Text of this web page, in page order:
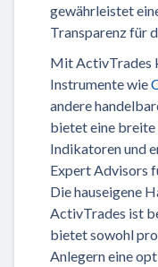
gewährleistet
Transparenz für
Mit ActivTrades
Instrumente wie
andere
bietet eine breite
Indikatoren und
Expert Advisors
Die hauseigene
ActivTrades ist
bietet sowohl
Anlegern eine